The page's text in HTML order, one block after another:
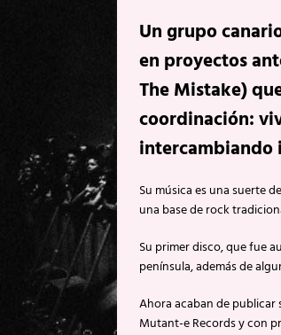
Un grupo
en proyectos
The Mistake)
coordinación:
intercambiando
Su música es una suerte
una base de rock
Su primer disco, que fue
península, además de
Ahora acaban de
Mutant-e Records y con